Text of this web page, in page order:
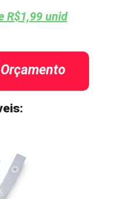
R$1,99 unid